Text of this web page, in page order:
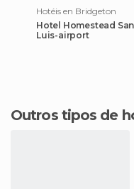
Hotéis en Bridgeton
Hotel Homestead San
Luis-airport
Outros tipos de